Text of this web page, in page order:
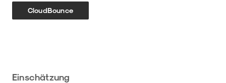
CloudBounce
Einschätzung